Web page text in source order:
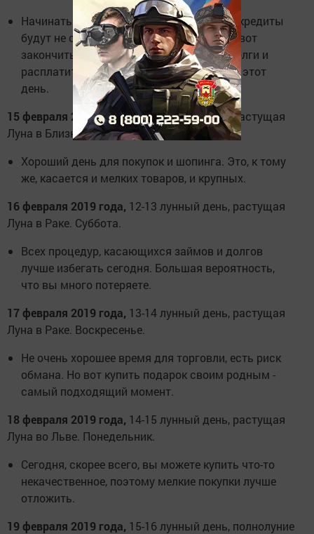
Начинать новые проекты и брать новые кредиты
будут не самой лучшей идеей сегодня. А вот
закончить накопившиеся дела, отдать долги и
расплатиться с долгами лучше именно в этот
день.
15 февраля 2019 года,11-12 лунный день, растущая
Луна в Близнецах. Пятница.
Хороший день для покупок и шопинга. Это, к тому
же, касается и мелких товаров, и крупных.
16 февраля 2019 года, 12-13 лунный день, растущая
Луна в Раке. Суббота.
Всех процедур, касающихся займов и долгов
лучше избегать сегодня. Большая вероятность,
что вы много потеряете.
17 февраля 2019 года, 13-14 лунный день, растущая
Луна в Раке. Воскресенье.
Не очень хорошее время для торговли, есть риск
обмана. Но вот купить подарок своим родным -
самый подходящий момент.
18 февраля 2019 года, 14-15 лунный день, растущая
Луна во Льве. Понедельник.
Сегодня, скорее всего, вы можете купить что-то
некачественное, поэтому мелкие покупки лучше
отложить.
19 февраля 2019 года, 15-16 лунный день, полнолуние